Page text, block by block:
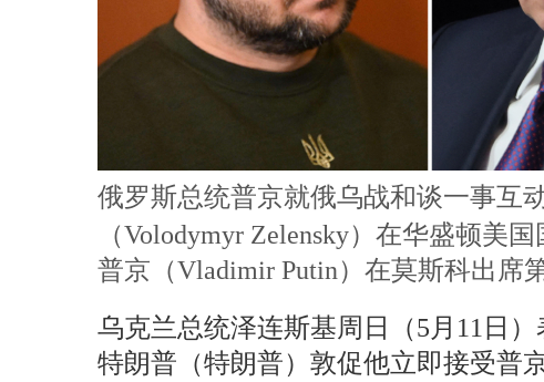
俄罗斯总统普京就俄乌战和谈一事互
（Volodymyr Zelensky）在华盛顿美
普京（Vladimir Putin）在莫斯科出席
乌克兰总统泽连斯基周日（5月11日
特朗普（特朗普）敦促他立即接受普